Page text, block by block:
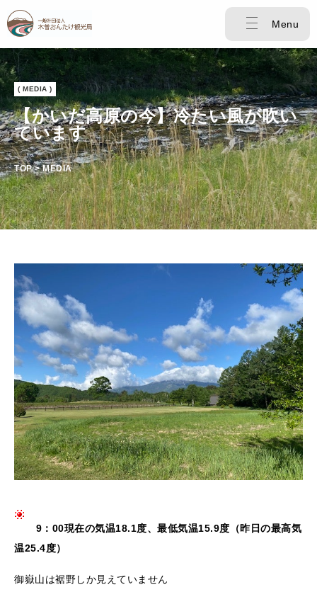
Menu
( MEDIA )
【かいだ高原の今】冷たい風が吹い
ています
TOP > MEDIA
9：00現在の気温18.1度、最低気温15.9度（昨日の最高気
温25.4度）
御嶽山は裾野しか見えていません